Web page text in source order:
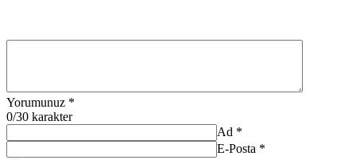
Yorumunuz *
0/30 karakter
Ad *
E-Posta *